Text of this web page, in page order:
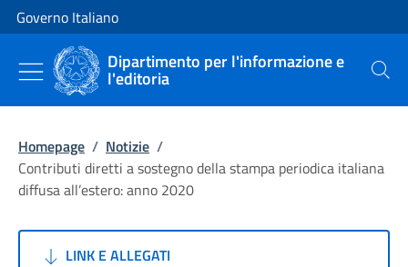
Vai al contenuto
Vai alla navigazione del sito
Governo Italiano
Dipartimento per l'informazione e
l'editoria Cerca
Homepage / Notizie /
Contributi diretti a sostegno della stampa periodica italiana
diffusa all’estero: anno 2020
LINK E ALLEGATI